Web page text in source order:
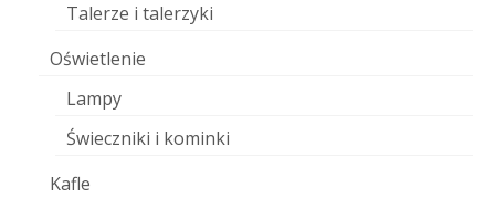
Talerze i talerzyki
Oświetlenie
Lampy
Świeczniki i kominki
Kafle